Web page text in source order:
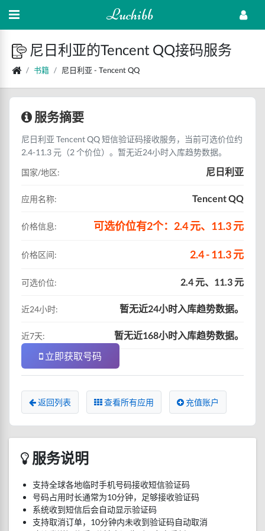
Luchibb
尼日利亚的Tencent QQ接码服务
书籍 尼日利亚 - Tencent QQ
服务摘要
尼日利亚 Tencent QQ 短信验证码接收服务，当前可选价位约
2.4-11.3 元（2 个价位）。暂无近24小时入库趋势数据。
国家/地区:
尼日利亚
应用名称: Tencent QQ
价格信息: 可选价位有2个：2.4 元、11.3 元
价格区间: 2.4 - 11.3 元
可选价位: 2.4 元、11.3 元
近24小时: 暂无近24小时入库趋势数据。
近7天:
暂无近168小时入库趋势数据。
立即获取号码
返回列表 查看所有应用 充值账户
服务说明
支持全球各地临时手机号码接收短信验证码
号码占用时长通常为10分钟，足够接收验证码
系统收到短信后会自动显示验证码
支持取消订单，10分钟内未收到验证码自动取消